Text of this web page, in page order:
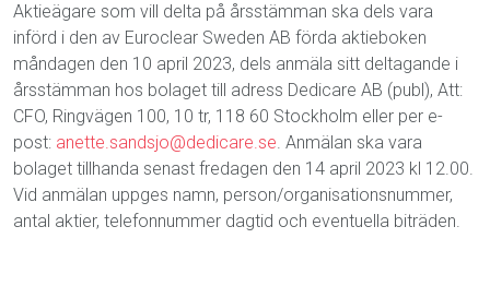
Aktieägare som vill delta på årsstämman ska dels vara
införd i den av Euroclear Sweden AB förda aktieboken
måndagen den 10 april 2023, dels anmäla sitt deltagande i
årsstämman hos bolaget till adress Dedicare AB (publ), Att:
CFO, Ringvägen 100, 10 tr, 118 60 Stockholm eller per e-
post: anette.sandsjo@dedicare.se. Anmälan ska vara
bolaget tillhanda senast fredagen den 14 april 2023 kl 12.00.
Vid anmälan uppges namn, person/organisationsnummer,
antal aktier, telefonnummer dagtid och eventuella biträden.